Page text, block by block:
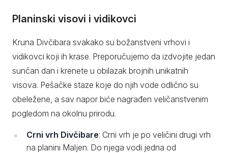
Planinski visovi i vidikovci
Kruna Divčibara svakako su božanstveni vrhovi i
vidikovci koji ih krase. Preporučujemo da izdvojite jedan
sunčan dan i krenete u obilazak brojnih unikatnih
visova. Pešačke staze koje do njih vode odlično su
obeležene, a sav napor biće nagrađen veličanstvenim
pogledom na okolnu prirodu.
Crni vrh Divčibare: Crni vrh je po veličini drugi vrh
na planini Maljen. Do njega vodi jedna od